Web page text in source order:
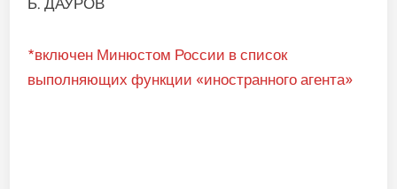
Б. ДАУРОВ
*включен Минюстом России в список
выполняющих функции «иностранного агента»